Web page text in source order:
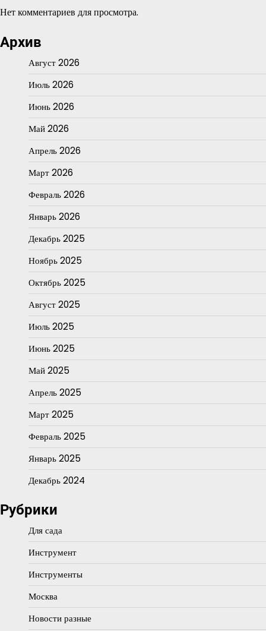
Нет комментариев для просмотра.
Архив
Август 2026
Июль 2026
Июнь 2026
Май 2026
Апрель 2026
Март 2026
Февраль 2026
Январь 2026
Декабрь 2025
Ноябрь 2025
Октябрь 2025
Август 2025
Июль 2025
Июнь 2025
Май 2025
Апрель 2025
Март 2025
Февраль 2025
Январь 2025
Декабрь 2024
Рубрики
Для сада
Инструмент
Инструменты
Москва
Новости разные